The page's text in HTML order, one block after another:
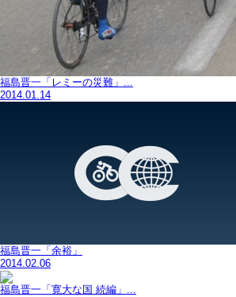
福島晋一「レミーの災難」...
2014.01.14
福島晋一「余裕」
2014.02.06
福島晋一「寛大な国 続編」...